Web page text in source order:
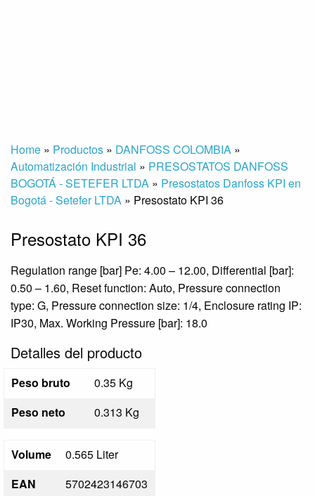
Home » Productos » DANFOSS COLOMBIA »
Automatización Industrial » PRESOSTATOS DANFOSS
BOGOTÁ - SETEFER LTDA » Presostatos Danfoss KPI en
Bogotá - Setefer LTDA » Presostato KPI 36
Presostato KPI 36
Regulation range [bar] Pe: 4.00 – 12.00, Differential [bar]:
0.50 – 1.60, Reset function: Auto, Pressure connection
type: G, Pressure connection size: 1/4, Enclosure rating IP:
IP30, Max. Working Pressure [bar]: 18.0
Detalles del producto
Peso bruto
0.35 Kg
Peso neto
0.313 Kg
Volume
0.565 Liter
EAN
5702423146703